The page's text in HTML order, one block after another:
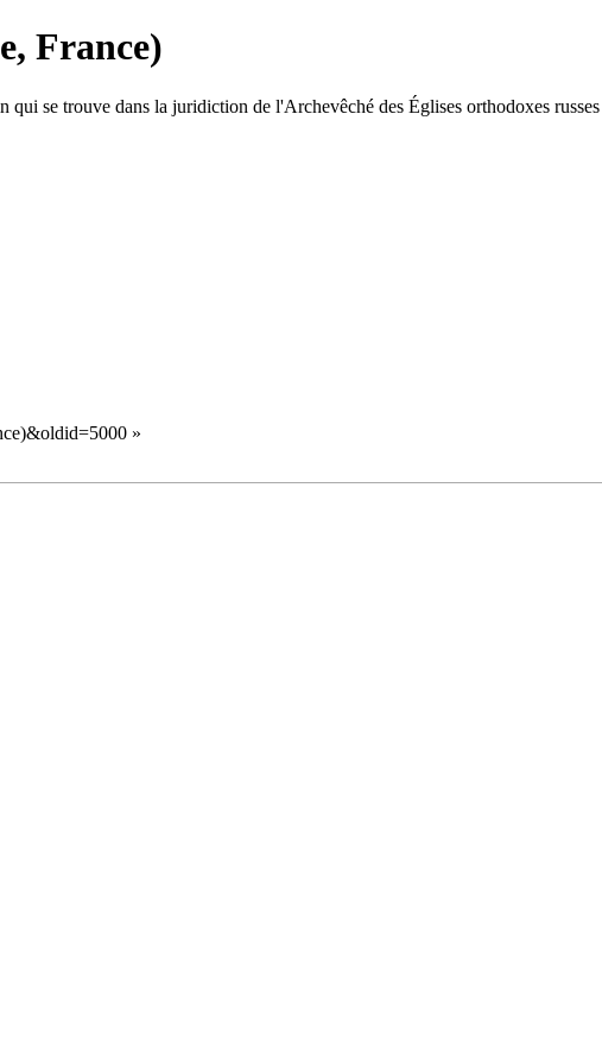
France)
qui se trouve dans la juridiction de l'Archevêché des Églises orthodoxes russes
»